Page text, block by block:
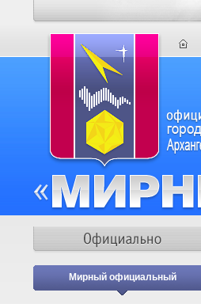
Мирный официальный